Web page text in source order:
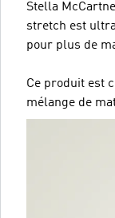
Stella
stretch est
pour plus de
Ce produit est
mélange de